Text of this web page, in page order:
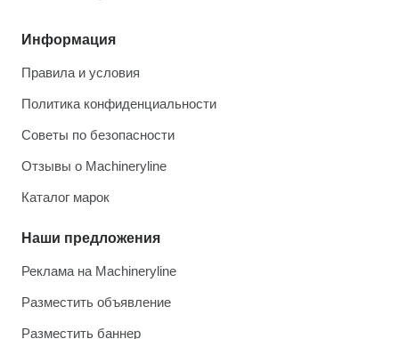
Информация
Правила и условия
Политика конфиденциальности
Советы по безопасности
Отзывы о Machineryline
Каталог марок
Наши предложения
Реклама на Machineryline
Разместить объявление
Разместить баннер